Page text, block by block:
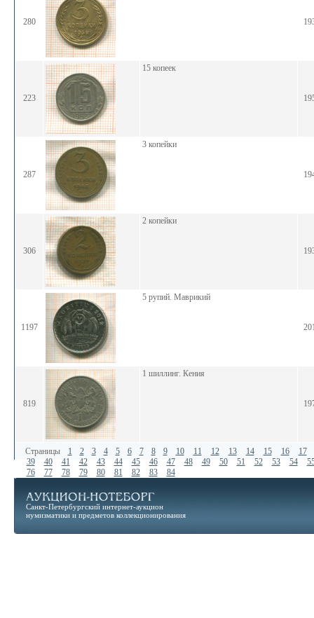
280
223
15 копеек
287
3 копейки
306
2 копейки
1197
5 рупий. Маврикий
819
1 шиллинг. Кения
Страницы 1 2 3 4 5 6 7 8 9 10 11 12 13 14 15 16
17
39
40 41 42 43 44 45 46 47 48 49 50 51 52 53 54
76
77 78 79 80 81 82 83 84
Санкт-Петербургский интернет-аукцион
нумизматики и предметов коллекционирования